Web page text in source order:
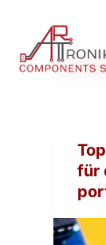
m
für